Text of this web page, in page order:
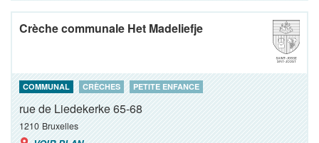
Crèche communale Het Madeliefje
COMMUNAL CRÈCHES PETITE ENFANCE
rue de Liedekerke 65-68
1210 Bruxelles